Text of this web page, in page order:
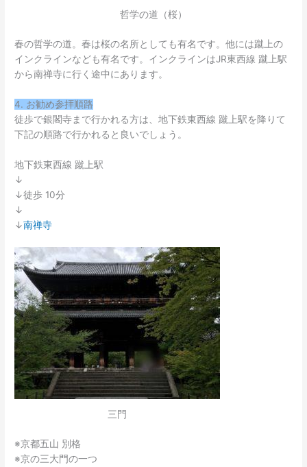
哲学の道（桜）
春の哲学の道。春は桜の名所としても有名です。他には蹴上の
インクラインなども有名です。インクラインはJR東西線 蹴上駅
から南禅寺に行く途中にあります。
4. お勧め参拝順路
徒歩で銀閣寺まで行かれる方は、地下鉄東西線 蹴上駅を降りて
下記の順路で行かれると良いでしょう。
地下鉄東西線 蹴上駅
↓
↓徒歩 10分
↓
↓南禅寺
三門
※京都五山 別格
※京の三大門の一つ